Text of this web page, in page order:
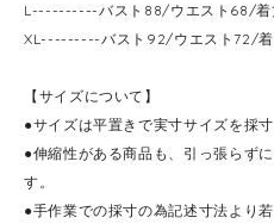
L----------バスト88/ウエスト68/着
XL---------バスト92/ウエスト72/
【サイズについて】
●サイズは平置きで実寸サイズを採寸
●伸縮性がある商品も、引っ張らず
す。
●手作業での採寸の為記述寸法より